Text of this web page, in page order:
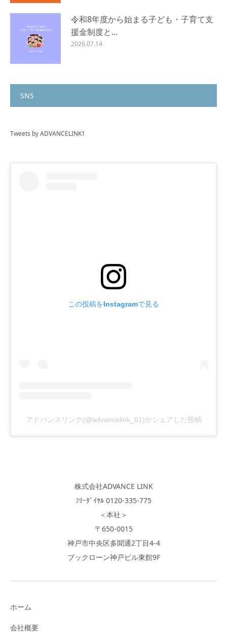
令和8年度から始まる子ども・子育て支
援金制度と…
2026.07.14
SNS
Tweets by ADVANCELINK1
この投稿をInstagramで見る
アドバンスリンク(@advancelink_01)がシェアした投稿
株式会社ADVANCE LINK
ﾌﾘｰﾀﾞｲﾔﾙ 0120-335-775
＜本社＞
〒650-0015
神戸市中央区多聞通2丁目4-4
ブックローン神戸ビル東館9F
ホーム
会社概要